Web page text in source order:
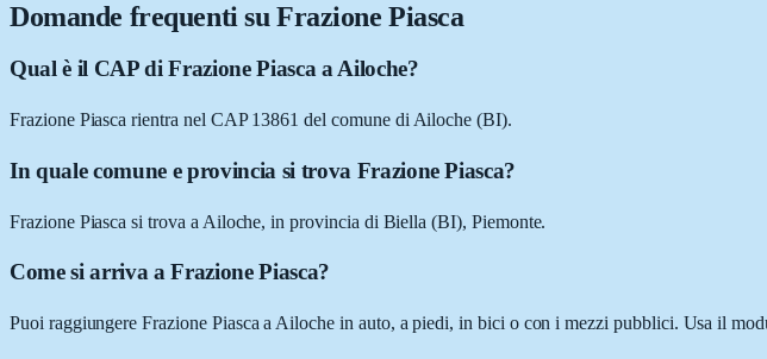
Domande frequenti su Frazione Piasca
Qual è il CAP di Frazione Piasca a Ailoche?
Frazione Piasca rientra nel CAP 13861 del comune di Ailoche (BI).
In quale comune e provincia si trova Frazione Piasca?
Frazione Piasca si trova a Ailoche, in provincia di Biella (BI), Piemonte.
Come si arriva a Frazione Piasca?
Puoi raggiungere Frazione Piasca a Ailoche in auto, a piedi, in bici o con i mezzi pubblici. Usa il